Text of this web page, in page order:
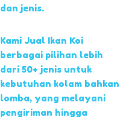
dan jenis.
Kami Jual Ikan Koi
berbagai pilihan lebih
dari 50+ jenis untuk
kebutuhan kolam bahkan
lomba, yang melayani
pengiriman hingga